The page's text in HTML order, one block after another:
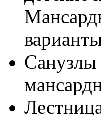
Санузлы